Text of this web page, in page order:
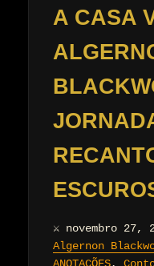
A CASA
⚔ novembro 27,
Algernon